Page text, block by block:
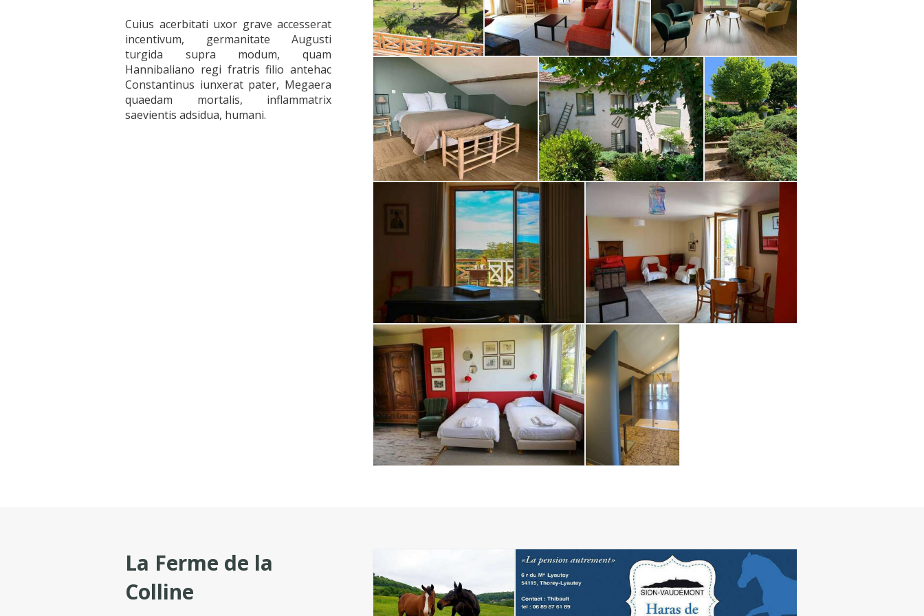
Cuius acerbitati uxor grave accesserat
incentivum, germanitate Augusti
turgida supra modum, quam
Hannibaliano regi fratris filio antehac
Constantinus iunxerat pater, Megaera
quaedam mortalis, inflammatrix
saevientis adsidua, humani.
La Ferme de la
Colline